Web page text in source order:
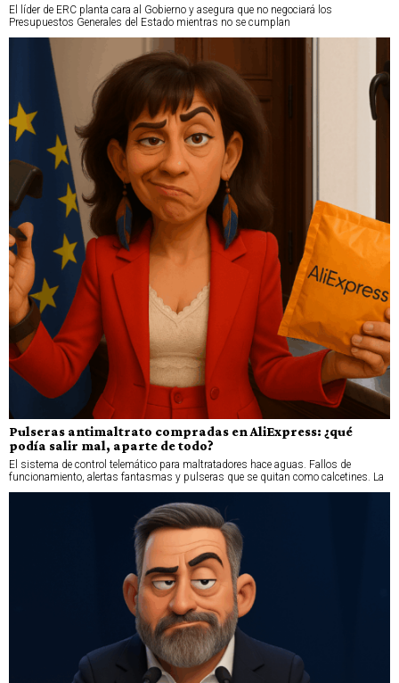
El líder de ERC planta cara al Gobierno y asegura que no negociará los
Presupuestos Generales del Estado mientras no se cumplan
Pulseras antimaltrato compradas en AliExpress: ¿qué
podía salir mal, aparte de todo?
El sistema de control telemático para maltratadores hace aguas. Fallos de
funcionamiento, alertas fantasmas y pulseras que se quitan como calcetines. La